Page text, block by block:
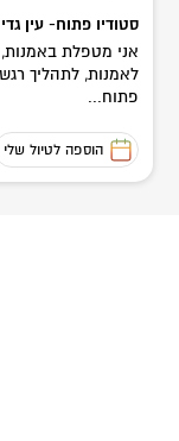
סטודיו פתוח- עין גדי
אני מטפלת באמנות,
לאמנות, לתהליך
פתוח...
הוספה לטיול שלי